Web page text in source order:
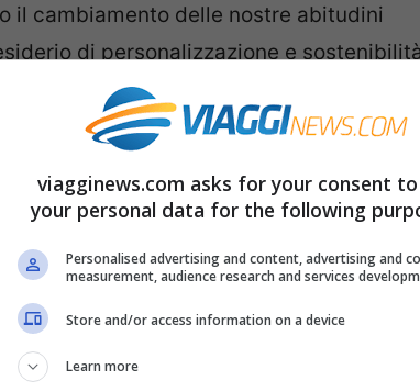
il cambiamento delle nostre abitudini
di personalizzazione e
pianta sempreverde adornata nel
urbana che illumina le notti invernali,
potente simbolo della nostra capacità di
lo spirito del Natale.
e spettacolari
il mondo si illuminano di magia,
che celebrano lo spirito delle feste. Tra
viagginews.com asks for your consent to
your personal data for the following
Personalised advertising and content, advertising and
measurement, audience research and services
Store and/or access information on a device
Learn more